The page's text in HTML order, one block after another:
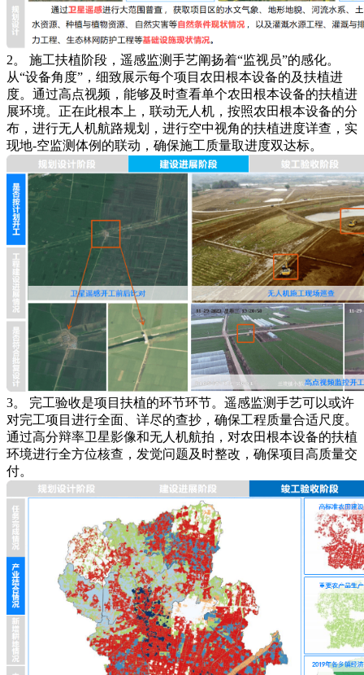
2。 施工扶植阶段，遥感监测手艺阐扬着“监视员”的感化。
从“设备角度”，细致展示每个项目农田根本设备的及扶植进
度。通过高点视频，能够及时查看单个农田根本设备的扶植进
展环境。正在此根本上，联动无人机，按照农田根本设备的分
布，进行无人机航路规划，进行空中视角的扶植进度详查，实
现地-空监测体例的联动，确保施工质量取进度双达标。
3。 完工验收是项目扶植的环节环节。遥感监测手艺可以或许
对完工项目进行全面、详尽的查抄，确保工程质量合适尺度。
通过高分辩率卫星影像和无人机航拍，对农田根本设备的扶植
环境进行全方位核查，发觉问题及时整改，确保项目高质量交
付。